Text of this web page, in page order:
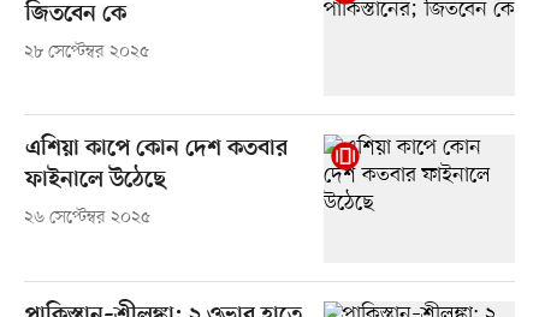
জিতবেন কে
২৮ সেপ্টেম্বর ২০২৫
এশিয়া কাপে কোন দেশ কতবার
ফাইনালে উঠেছে
২৬ সেপ্টেম্বর ২০২৫